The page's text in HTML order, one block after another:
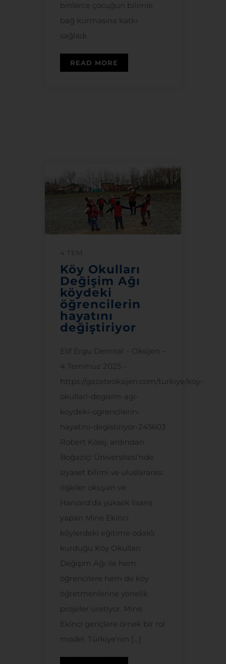
binlerce çocuğun bilimle
bağ kurmasına katkı
sağladı
READ MORE
4 TEM
Köy Okulları
Değişim Ağı
köydeki
öğrencilerin
hayatını
değiştiriyor
Elif Ergu Demiral – Oksijen –
4 Temmuz 2025 –
https://gazeteoksijen.com/turkiye/koy-
okullari-degisim-agi-
koydeki-ogrencilerin-
hayatini-degistiriyor-245603
Robert Kolej, ardından
Boğaziçi Üniversitesi’nde
siyaset bilimi ve uluslararası
ilişkiler okuyan ve
Harvard’da yüksek lisans
yapan Mine Ekinci
köylerdeki eğitime odaklı
kurduğu Köy Okulları
Değişim Ağı ile hem
öğrencilere hem de köy
öğretmenlerine yönelik
projeler üretiyor. Mine
Ekinci gençlere örnek bir rol
model. Türkiye’nin […]